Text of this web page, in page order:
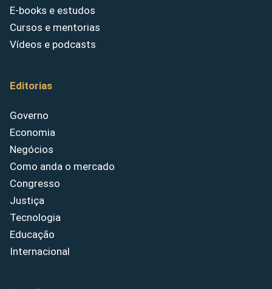
E-books e estudos
Cursos e mentorias
Vídeos e podcasts
Editorias
Governo
Economia
Negócios
Como anda o mercado
Congresso
Justiça
Tecnologia
Educação
Internacional